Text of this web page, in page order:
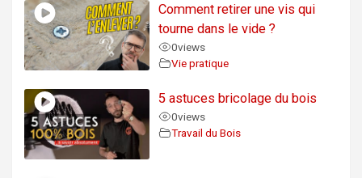
Comment retirer une vis qui
tourne dans le vide ?
0views
Vie pratique
5 astuces bricolage du bois
0views
Travail du Bois